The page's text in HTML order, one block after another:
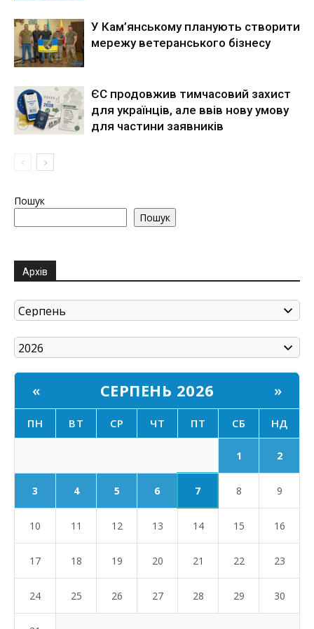
У Кам’янському планують створити
мережу ветеранського бізнесу
ЄС продовжив тимчасовий захист
для українців, але ввів нову умову
для частини заявників
Пошук
Пошук
Архів
« СЕРПЕНЬ 2026 »
ПН ВТ СР ЧТ ПТ СБ НД
1 2
3 4 5 6 7 8 9
10 11 12 13 14 15 16
17 18 19 20 21 22 23
24 25 26 27 28 29 30